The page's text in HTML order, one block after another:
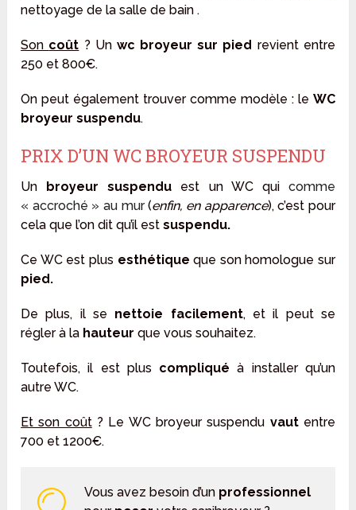
nettoyage de la salle de bain .
Son coût ? Un wc broyeur sur pied revient entre
250 et 800€.
On peut également trouver comme modèle : le WC
broyeur suspendu.
PRIX D’UN WC BROYEUR SUSPENDU
Un broyeur suspendu est un WC qui comme
« accroché » au mur(enfin, en apparence), c’est pour
cela que l’on dit qu’il estsuspendu.
Ce WC est plus esthétique que son homologue sur
pied.
De plus, il se nettoie facilement, et il peut se
régler à la hauteur que vous souhaitez.
Toutefois, il est plus compliqué à installer qu’un
autre WC.
Et son coût? Le WC broyeur suspendu vautentre
700 et 1200€.
Vous avez besoin d’un professionnel